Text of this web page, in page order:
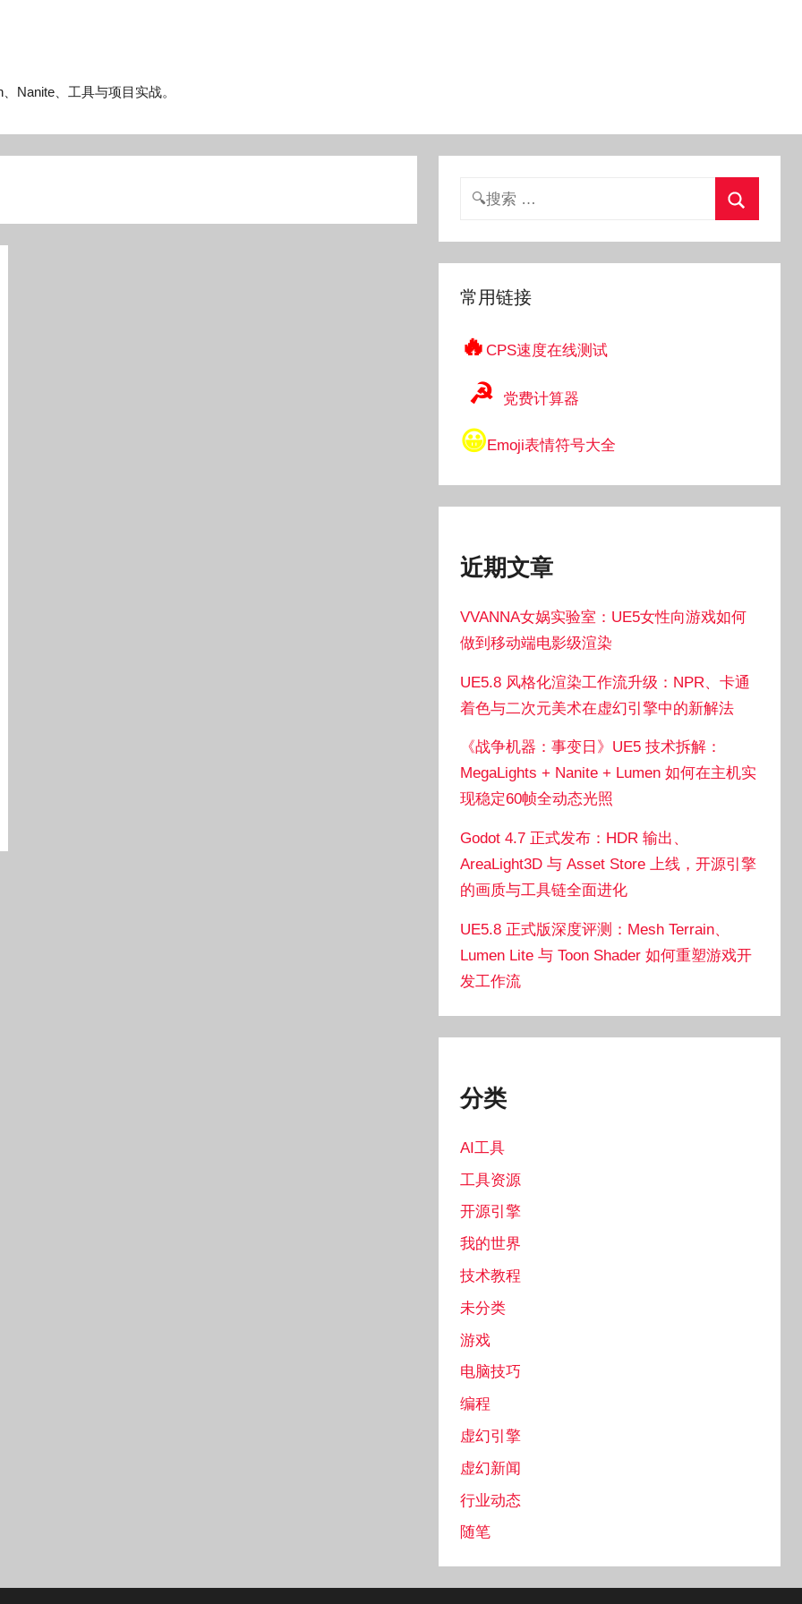
Nanite、工具与项目实战。
搜
常用链接
🔥CPS速度在线测试
☭ 党费计算器
😀Emoji表情符号大全
近期文章
VVANNA女娲实验室：UE5女性向游戏如何
做到移动端电影级渲染
UE5.8 风格化渲染工作流升级：NPR、卡通
着色与二次元美术在虚幻引擎中的新解法
《战争机器：事变日》UE5 技术拆解：
MegaLights + Nanite + Lumen 如何在主机实
现稳定60帧全动态光照
Godot 4.7 正式发布：HDR 输出、
AreaLight3D 与 Asset Store 上线，开源引擎
的画质与工具链全面进化
UE5.8 正式版深度评测：Mesh Terrain、
Lumen Lite 与 Toon Shader 如何重塑游戏开
发工作流
分类
AI工具
工具资源
开源引擎
我的世界
技术教程
未分类
游戏
电脑技巧
编程
虚幻引擎
虚幻新闻
行业动态
随笔